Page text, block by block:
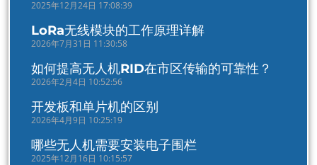
2025年12月24日 17:08:39
LoRa无线模块的工作原理详解
2026年7月31日 11:30:58
如何提高无人机RID在市区传输的可靠性？
2026年2月4日 10:52:56
开发板和单片机的区别
2026年4月9日 10:25:19
哪些无人机需要安装电子围栏
2025年12月16日 10:15:57